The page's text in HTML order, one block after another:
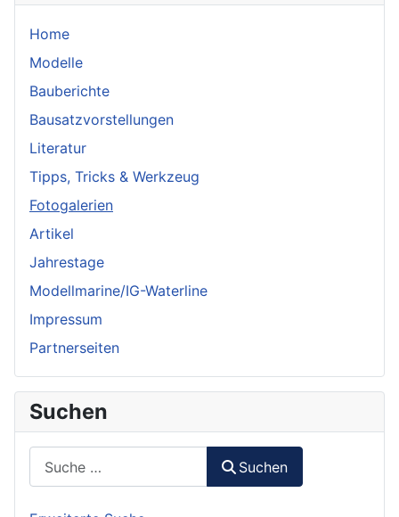
Home
Modelle
Bauberichte
Bausatzvorstellungen
Literatur
Tipps, Tricks & Werkzeug
Fotogalerien
Artikel
Jahrestage
Modellmarine/IG-Waterline
Impressum
Partnerseiten
Suchen
Suchen